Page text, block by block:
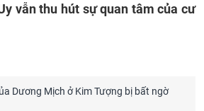
vẫn thu hút sự quan tâm của cư
Dương Mịch ở Kim Tượng bị bất ngờ